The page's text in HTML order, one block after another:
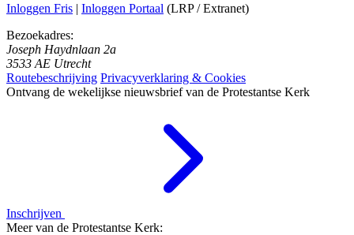
Inloggen Fris | Inloggen Portaal (LRP / Extranet)
Bezoekadres:
Joseph Haydnlaan 2a
3533 AE Utrecht
Routebeschrijving Privacyverklaring & Cookies
Ontvang de wekelijkse nieuwsbrief van de Protestantse Kerk
Inschrijven
Meer van de Protestantse Kerk: